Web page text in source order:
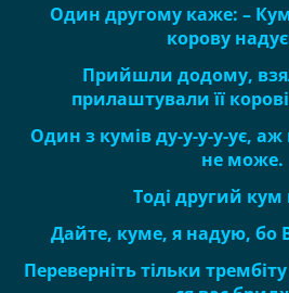
Один другому каже: –
корову
Прийшли додому,
прилаштували її
Один з кумів ду-у-у-у-ує,
не може.
Тоді другий кум
Дайте, куме, я надую, бо
Переверніть тільки